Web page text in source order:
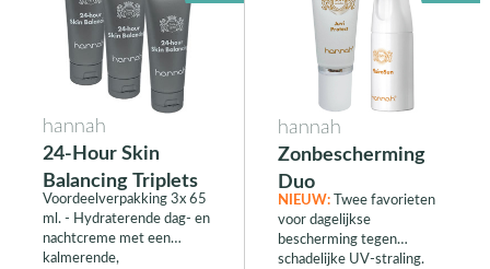
hannah
24-Hour Skin
Balancing Triplets
Voordeelverpakking 3x 65
ml. - Hydraterende dag- en
nachtcreme met een
kalmerende,
hannah
Zonbescherming
Duo
NIEUW:Twee favorieten
voor dagelijkse
bescherming tegen
schadelijke UV-straling.